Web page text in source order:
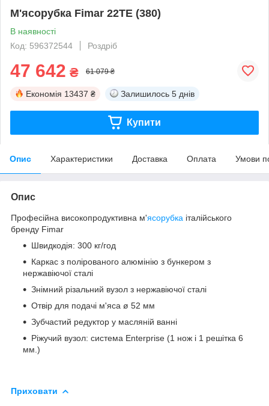
М'ясорубка Fimar 22TE (380)
В наявності
Код: 596372544
Роздріб
47 642 ₴ 61 079 ₴
Економія 13437 ₴ Залишилось 5 днів
Купити
Опис Характеристики Доставка Оплата Умови
Опис
Професійна високопродуктивна м'ясорубка італійського
бренду Fimar
Швидкодія: 300 кг/год
Каркас з полірованого алюмінію з бункером з
нержавіючої сталі
Знімний різальний вузол з нержавіючої сталі
Отвір для подачі м'яса ø 52 мм
Зубчастий редуктор у масляній ванні
Ріжучий вузол: система Enterprise (1 нож і 1 решітка 6
мм.)
Приховати